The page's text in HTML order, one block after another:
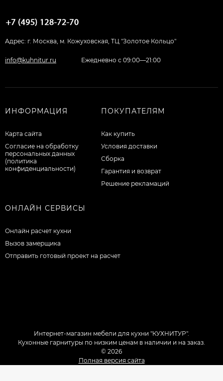
Адрес: г. Москва, м. Кожуховская, ТЦ "Золотое Кольцо"
info@kuhnitur.ru Ежедневно с 09:00—21:00
ИНФОРМАЦИЯ
Карта сайта
Согласие на обработку
персональных данных
(политика
конфиденциальности)
ПОКУПАТЕЛЯМ
Как купить
Условия доставки
Сборка
Гарантия и возврат
Решение рекламаций
ОНЛАЙН СЕРВИСЫ
Онлайн расчет кухни
Вызов замерщика
Отправить готовый проект на расчет
Интернет-магазин мебели для кухни "КУХНИТУР".
Кухонные гарнитуры по низким ценам в наличии и на заказ.
© 2026
Полная версия сайта